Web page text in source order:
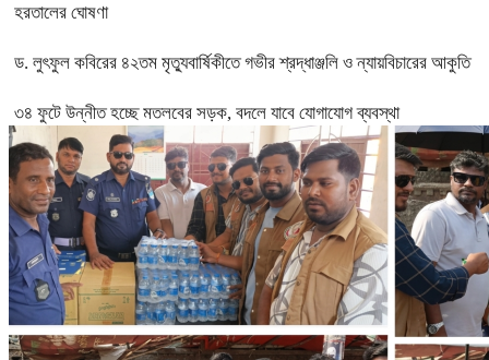
হরতালের ঘোষণা
ড. লুৎফুল কবিরের ৪২তম মৃত্যুবার্ষিকীতে গভীর শ্রদ্ধাঞ্জলি ও ন্যায়বিচারের আকুতি
৩৪ ফুটে উন্নীত হচ্ছে মতলবের সড়ক, বদলে যাবে যোগাযোগ ব্যবস্থা